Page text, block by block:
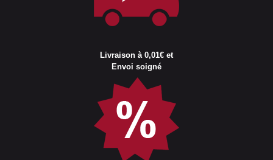
Livraison à 0,01€ et
Envoi soigné